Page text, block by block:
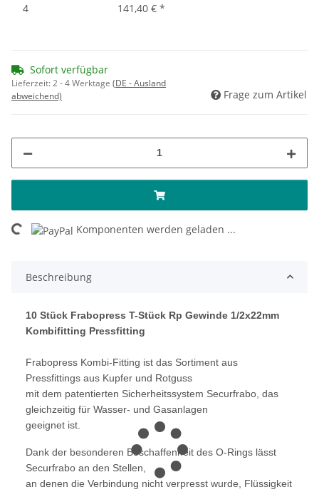
4
141,40 € *
Sofort verfügbar
Lieferzeit:2 - 4 Werktage (DE - Ausland
abweichend)
Frage zum Artikel
Komponenten werden geladen ...
Beschreibung
10 Stück Frabopress T-Stück Rp Gewinde 1/2x22mm
Kombifitting Pressfitting
Frabopress Kombi-Fitting ist das Sortiment aus
Pressfittings aus Kupfer und Rotguss
mit dem patentierten Sicherheitssystem Securfrabo, das
gleichzeitig für Wasser- und Gasanlagen
geeignet ist.
Dank der besonderen Beschaffenheit des O-Rings lässt
Securfrabo an den Stellen,
an denen die Verbindung nicht verpresst wurde, Flüssigkeit